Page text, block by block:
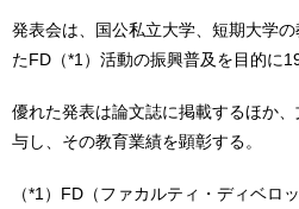
発表会は、国公私立大学、短期大学
たFD（*1）活動の振興普及を目的に
優れた発表は論文誌に掲載するほか
与し、その教育業績を顕彰する。
（*1）FD（ファカルティ・ディベロ